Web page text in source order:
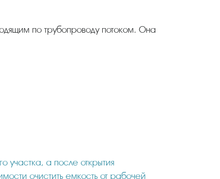
по трубопроводу потоком. Она
участка, а после открытия
очистить емкость от рабочей